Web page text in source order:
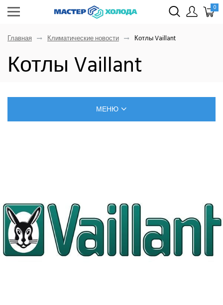
0
Главная Климатические новости Котлы Vaillant
Котлы Vaillant
МЕНЮ
ИНВЕРТОРНЫЕ КОНДИЦИОНЕРЫ
СПРАВОЧНЫЕ МАТЕРИАЛЫ
КОНДИЦИОНИРОВАНИЕ СЕРВЕРНОЙ